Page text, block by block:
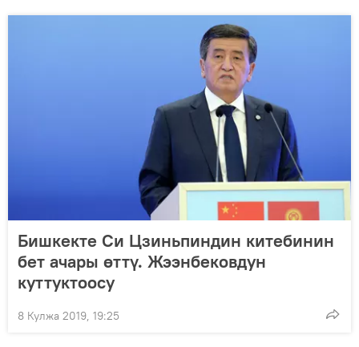
Бишкекте Си Цзиньпиндин китебинин
бет ачары өттү. Жээнбековдун
куттуктоосу
8 Кулжа 2019, 19:25